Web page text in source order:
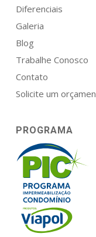
Diferenciais
Galeria
Blog
Trabalhe Conosco
Contato
Solicite um
PROGRAMA